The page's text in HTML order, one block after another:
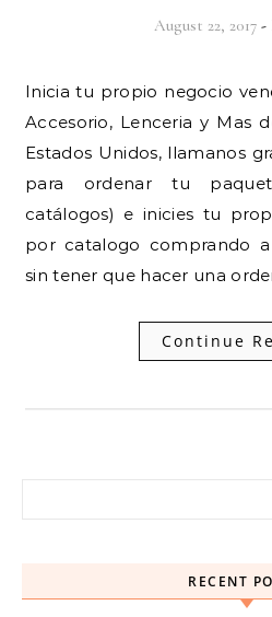
August 22, 2017 -
Inicia tu propio negocio vendiendo Zapatos, Ropa,
Accesorio, Lenceria y Mas
Estados Unidos, llamanos
para ordenar tu
catálogos) e inicies tu
por catalogo comprando
sin tener que hacer una
Continue
RECENT